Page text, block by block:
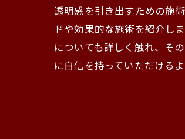
透明感を引き出すための施
ドや効果的な施術を紹介し
についても詳しく触れ、そ
に自信を持っていただける